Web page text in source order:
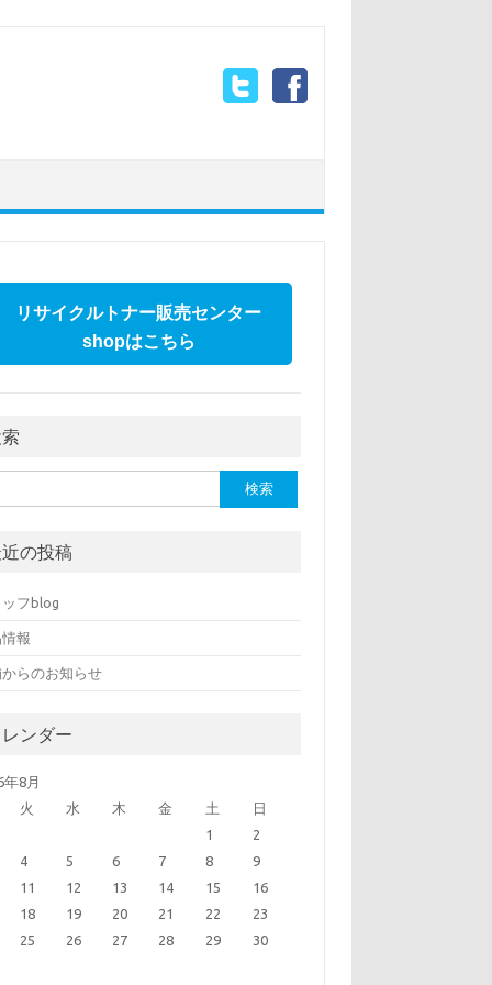
リサイクルトナー販売センター
shopはこちら
の投稿
フblog
報
らのお知らせ
ンダー
年8月
火
水 木 金 土
日
1
2
4
5 6 7 8
9
11
12 13 14 15
16
18
19 20 21 22
23
25
26 27 28 29 30